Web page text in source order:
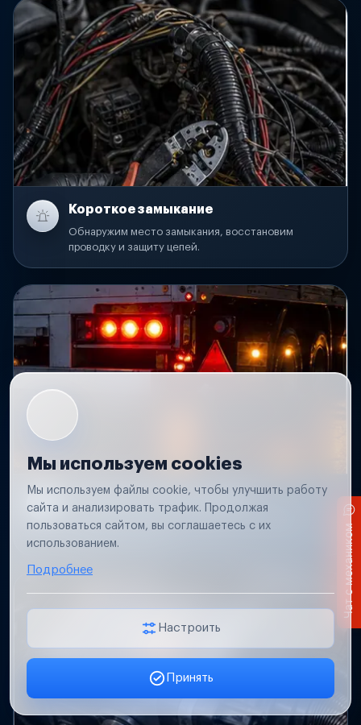
Короткое замыкание
Обнаружим место замыкания, восстановим
проводку и защиту цепей.
Не работает свет прицепа
Проверим проводку и разъемы, восстановим
освещение прицепа.
Мы используем cookies
Мы используем файлы cookie, чтобы улучшить работу
сайта и анализировать трафик. Продолжая
пользоваться сайтом, вы соглашаетесь с их
использованием.
Подробнее
Настроить
Принять
Заявка онлайн
Чат с механиком